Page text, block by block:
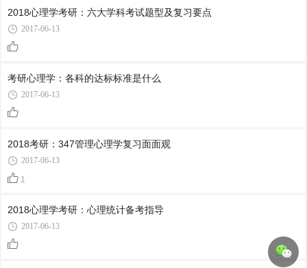
2018心理学考研：六大学科考试题型及复习要点
2017-06-13
考研心理学：各科的达标标准是什么
2017-06-13
2018考研：347管理心理学复习面面观
2017-06-13
1
2018心理学考研：心理统计备考指导
2017-06-13